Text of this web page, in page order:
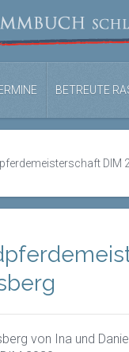
BETREUTE
DIM
von Ina und